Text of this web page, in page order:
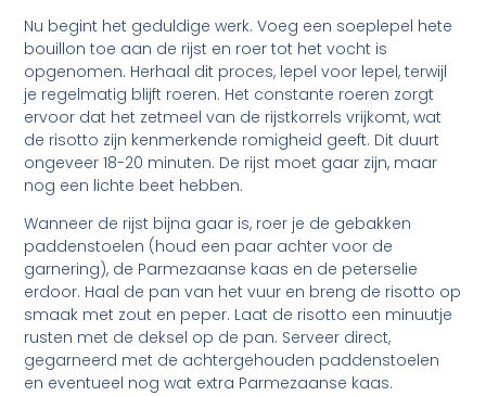
Nu begint het geduldige werk. Voeg een soeplepel hete
bouillon toe aan de rijst en roer tot het vocht is
opgenomen. Herhaal dit proces, lepel voor lepel, terwijl
je regelmatig blijft roeren. Het constante roeren zorgt
ervoor dat het zetmeel van de rijstkorrels vrijkomt, wat
de risotto zijn kenmerkende romigheid geeft. Dit duurt
ongeveer 18-20 minuten. De rijst moet gaar zijn, maar
nog een lichte beet hebben.
Wanneer de rijst bijna gaar is, roer je de gebakken
paddenstoelen (houd een paar achter voor de
garnering), de Parmezaanse kaas en de peterselie
erdoor. Haal de pan van het vuur en breng de risotto op
smaak met zout en peper. Laat de risotto een minuutje
rusten met de deksel op de pan. Serveer direct,
gegarneerd met de achtergehouden paddenstoelen
en eventueel nog wat extra Parmezaanse kaas.